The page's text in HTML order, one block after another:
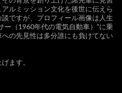
ルミッション文化を後世に伝えら
ですが、プロフィール画像は人生
ー（1960年代の電気自動車）”に乗
の先見性は多分誰にも負けてない
ます。